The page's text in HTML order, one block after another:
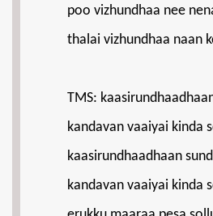
poo vizhundhaa nee
thalai vizhundhaa naan
TMS:
kandavan vaaiyai kinda
kaasirundhaadhaan
kandavan vaaiyai kinda